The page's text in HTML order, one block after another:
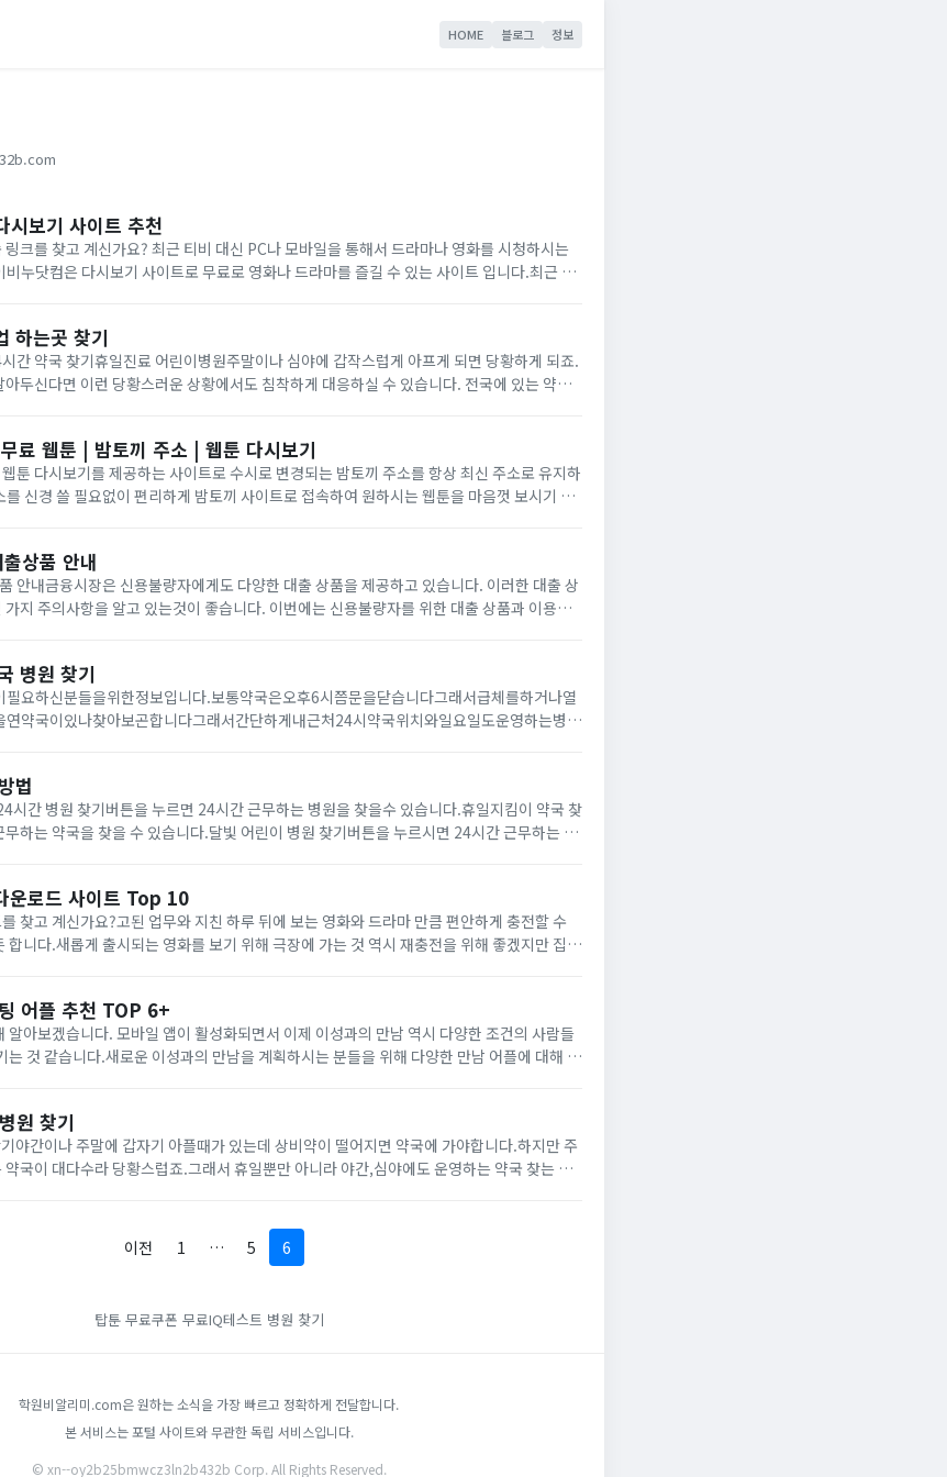
HOME 블로그 정보
시보기 사이트 추천
크를 찾고 계신가요? 최근 티비 대신 PC나 모바일을 통해서 드라마나 영화를 시청하시는
누닷컴은 다시보기 사이트로 무료로 영화나 드라마를 즐길 수 있는 사이트 입니다.최근 누
하는곳 찾기
간 약국 찾기휴일진료 어린이병원주말이나 심야에 갑작스럽게 아프게 되면 당황하게 되죠.
두신다면 이런 당황스러운 상황에서도 침착하게 대응하실 수 있습니다. 전국에 있는 약국
웹툰 | 밤토끼 주소 | 웹툰 다시보기
다시보기를 제공하는 사이트로 수시로 변경되는 밤토끼 주소를 항상 최신 주소로 유지하
신경 쓸 필요없이 편리하게 밤토끼 사이트로 접속하여 원하시는 웹툰을 마음껏 보시기 바
상품 안내
안내금융시장은 신용불량자에게도 다양한 대출 상품을 제공하고 있습니다. 이러한 대출 상
지 주의사항을 알고 있는것이 좋습니다. 이번에는 신용불량자를 위한 대출 상품과 이용방
병원 찾기
요하신분들을위한정보입니다.보통약국은오후6시쯤문을닫습니다그래서급체를하거나열
연약국이있나찾아보곤합니다그래서간단하게내근처24시약국위치와일요일도운영하는병원
법
시간 병원 찾기버튼을 누르면 24시간 근무하는 병원을 찾을수 있습니다.휴일지킴이 약국 찾
하는 약국을 찾을 수 있습니다.달빛 어린이 병원 찾기버튼을 누르시면 24시간 근무하는 어
운로드 사이트 Top 10
찾고 계신가요?고된 업무와 지친 하루 뒤에 보는 영화와 드라마 만큼 편안하게 충전할 수
합니다.새롭게 출시되는 영화를 보기 위해 극장에 가는 것 역시 재충전을 위해 좋겠지만 집에
어플 추천 TOP 6+
알아보겠습니다. 모바일 앱이 활성화되면서 이제 이성과의 만남 역시 다양한 조건의 사람들
는 것 같습니다.새로운 이성과의 만남을 계획하시는 분들을 위해 다양한 만남 어플에 대해 알
원 찾기
야간이나 주말에 갑자기 아플때가 있는데 상비약이 떨어지면 약국에 가야합니다.하지만 주
국이 대다수라 당황스럽죠.그래서 휴일뿐만 아니라 야간,심야에도 운영하는 약국 찾는 방
이전
1 … 5 6
탑툰 무료쿠폰 무료IQ테스트 병원 찾기
학원비알리미.com은 원하는 소식을 가장 빠르고 정확하게 전달합니다.
본 서비스는 포털 사이트와 무관한 독립 서비스입니다.
© xn--oy2b25bmwcz3ln2b432b Corp. All Rights Reserved.